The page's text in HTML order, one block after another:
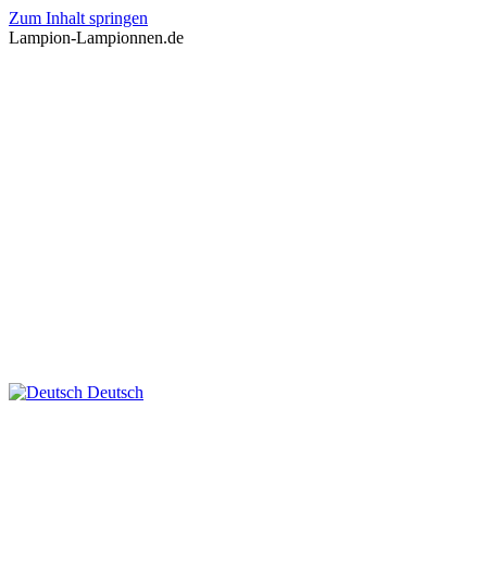
Zum Inhalt springen
Lampion-Lampionnen.de
Deutsch